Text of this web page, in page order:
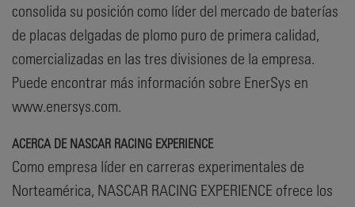
consolida su posición como líder del mercado de baterías
de placas delgadas de plomo puro de primera calidad,
comercializadas en las tres divisiones de la empresa.
Puede encontrar más información sobre EnerSys en
www.enersys.com.
ACERCA DE NASCAR RACING EXPERIENCE
Como empresa líder en carreras experimentales de
Norteamérica, NASCAR RACING EXPERIENCE ofrece los